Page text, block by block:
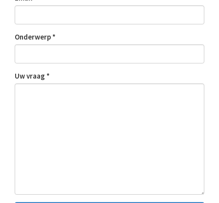
Onderwerp
Uw vraag